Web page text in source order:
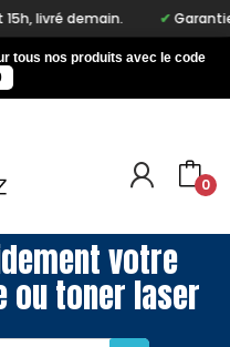
livré demain. Garantie
tous nos produits avec le code
0
votre
ou toner laser